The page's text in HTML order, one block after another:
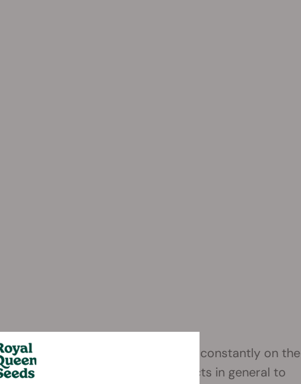
what time of year it is. We are constantly on the
best gear. Plus the best products in general to